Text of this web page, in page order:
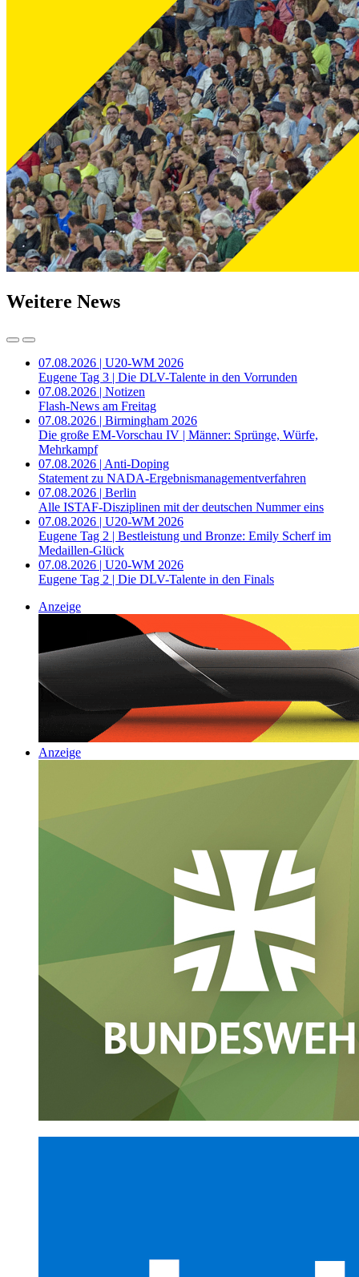
Weitere News
07.08.2026 | U20-WM 2026
Eugene Tag 3 | Die DLV-Talente in den Vorrunden
07.08.2026 | Notizen
Flash-News am Freitag
07.08.2026 | Birmingham 2026
Die große EM-Vorschau IV | Männer: Sprünge, Würfe,
Mehrkampf
07.08.2026 | Anti-Doping
Statement zu NADA-Ergebnismanagementverfahren
07.08.2026 | Berlin
Alle ISTAF-Disziplinen mit der deutschen Nummer eins
07.08.2026 | U20-WM 2026
Eugene Tag 2 | Bestleistung und Bronze: Emily Scherf im
Medaillen-Glück
07.08.2026 | U20-WM 2026
Eugene Tag 2 | Die DLV-Talente in den Finals
Anzeige
Anzeige